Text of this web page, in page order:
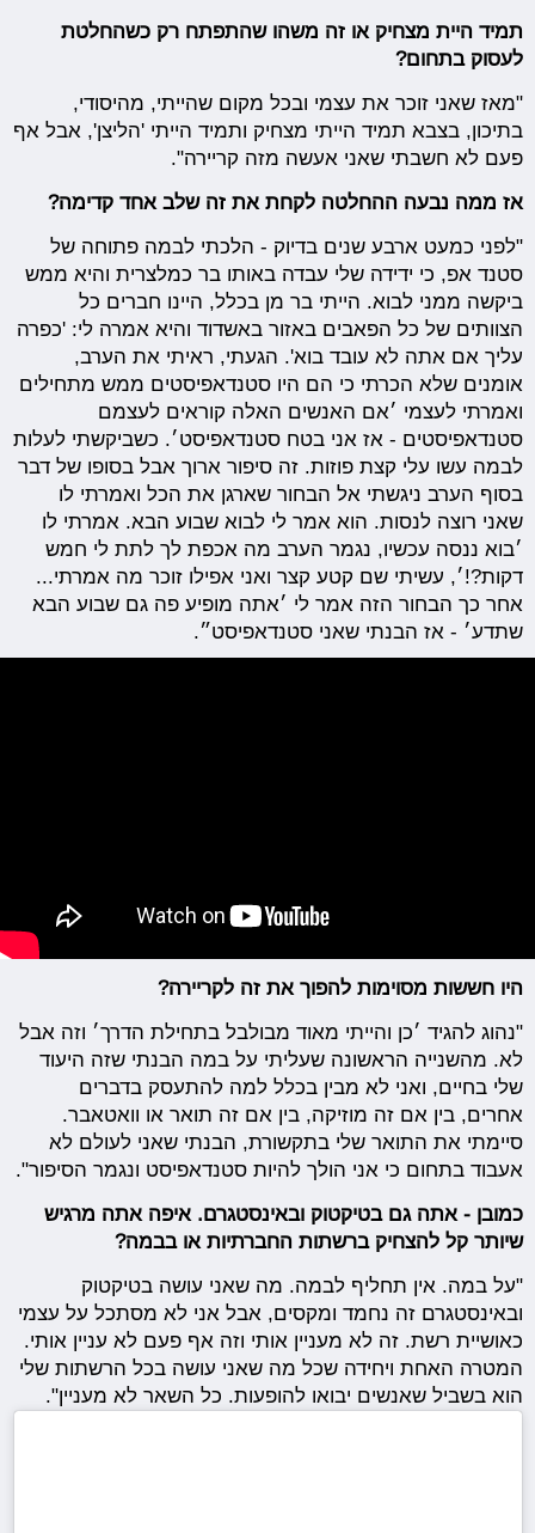
תמיד היית מצחיק או זה משהו שהתפתח רק כשהחלטת
לעסוק בתחום?
"מאז שאני זוכר את עצמי ובכל מקום שהייתי, מהיסודי,
בתיכון, בצבא תמיד הייתי מצחיק ותמיד הייתי 'הליצן', אבל אף
פעם לא חשבתי שאני אעשה מזה קריירה".
אז ממה נבעה ההחלטה לקחת את זה שלב אחד קדימה?
"לפני כמעט ארבע שנים בדיוק - הלכתי לבמה פתוחה של
סטנד אפ, כי ידידה שלי עבדה באותו בר כמלצרית והיא ממש
ביקשה ממני לבוא. הייתי בר מן בכלל, היינו חברים כל
הצוותים של כל הפאבים באזור באשדוד והיא אמרה לי: 'כפרה
עליך אם אתה לא עובד בוא'. הגעתי, ראיתי את הערב,
אומנים שלא הכרתי כי הם היו סטנדאפיסטים ממש מתחילים
ואמרתי לעצמי ׳אם האנשים האלה קוראים לעצמם
סטנדאפיסטים - אז אני בטח סטנדאפיסט׳. כשביקשתי לעלות
לבמה עשו עלי קצת פוזות. זה סיפור ארוך אבל בסופו של דבר
בסוף הערב ניגשתי אל הבחור שארגן את הכל ואמרתי לו
שאני רוצה לנסות. הוא אמר לי לבוא שבוע הבא. אמרתי לו
׳בוא ננסה עכשיו, נגמר הערב מה אכפת לך לתת לי חמש
דקות?!׳, עשיתי שם קטע קצר ואני אפילו זוכר מה אמרתי...
אחר כך הבחור הזה אמר לי ׳אתה מופיע פה גם שבוע הבא
שתדע׳ - אז הבנתי שאני סטנדאפיסט״.
היו חששות מסוימות להפוך את זה לקריירה?
"נהוג להגיד ׳כן והייתי מאוד מבולבל בתחילת הדרך׳ וזה אבל
לא. מהשנייה הראשונה שעליתי על במה הבנתי שזה היעוד
שלי בחיים, ואני לא מבין בכלל למה להתעסק בדברים
אחרים, בין אם זה מוזיקה, בין אם זה תואר או וואטאבר.
סיימתי את התואר שלי בתקשורת, הבנתי שאני לעולם לא
אעבוד בתחום כי אני הולך להיות סטנדאפיסט ונגמר הסיפור".
כמובן - אתה גם בטיקטוק ובאינסטגרם. איפה אתה מרגיש
שיותר קל להצחיק ברשתות החברתיות או בבמה?
"על במה. אין תחליף לבמה. מה שאני עושה בטיקטוק
ובאינסטגרם זה נחמד ומקסים, אבל אני לא מסתכל על עצמי
כאושיית רשת. זה לא מעניין אותי וזה אף פעם לא עניין אותי.
המטרה האחת ויחידה שכל מה שאני עושה בכל הרשתות שלי
הוא בשביל שאנשים יבואו להופעות. כל השאר לא מעניין".